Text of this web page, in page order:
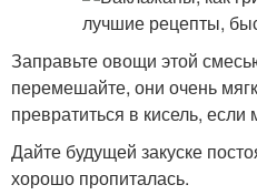
Заправьте овощи этой
перемешайте, они очень
превратиться в кисель,
Дайте будущей закуске
хорошо пропиталась.